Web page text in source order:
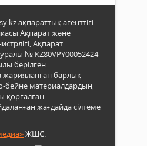
ақпараттық агенттігі.
Ақпарат және
Ақпарат
№ KZ80VPY00052424
берілген.
жарияланған барлық
бейне материалдардың
қорғалған.
жағдайда сілтеме
ЖШС.